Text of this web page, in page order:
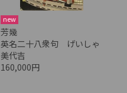
new
芳幾
英名二十八衆句 げいしゃ
美代吉
160,000円